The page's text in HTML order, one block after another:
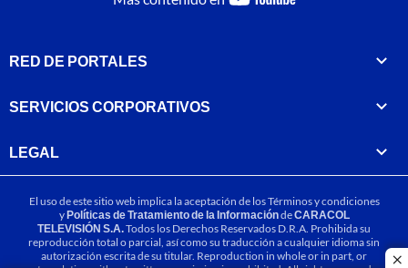
RED DE PORTALES
SERVICIOS CORPORATIVOS
LEGAL
El uso de este sitio web implica la aceptación de losTérminos y condiciones
yPolíticas de Tratamiento de la InformacióndeCARACOL
TELEVISIÓN S.A.Todos los Derechos Reservados D.R.A. Prohibida su
reproducción total o parcial, así como su traducción a cualquier idioma sin
autorización escrita de su titular. Reproduction in whole or in part, or